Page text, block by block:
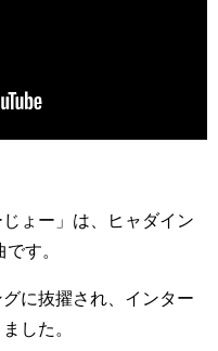
ょー」は、ヒャダイン
す。
に抜擢され、インター
した。